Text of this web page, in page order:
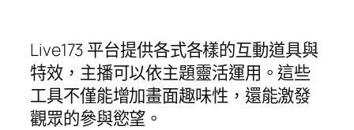
Live173 平台提供各式各樣的互動道具與
特效，主播可以依主題靈活運用。這些
工具不僅能增加畫面趣味性，還能激發
觀眾的參與慾望。